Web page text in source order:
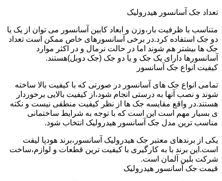
تعداد جک آسانسور هیدرولیک
متناسب با ظرفیت بار،وزن و ابعاد کابین آسانسور می توان از یک یا
دو جک استفاده کرد.در برخی آسانسورهای خاص ممکن است تعداد
جک ها بیشتر هم شوند اما در حالت نرمال و در اکثر موارد
آسانسورها دارای یک جک و یا دو جک (جک دوبل)هستند.
کیفیت انواع جک آسانسور
تمامی انواع جک های آسانسور در صورتی که با کیفیت بالا ساخته
شوند و نصب آنها به درستی انجام شود،از کیفیت بالایی برخوردار
هستند.در واقع مقایسه جک ها از نظر کیفیت منطقی نیست و نکته
ی بسیار مهم است این است که با توجه به شرایط ساختمانی
مناسب ترین مدل جک آسانسور هیدرولیک انتخاب شود.
یکی از برندهای معتبر جک هیدرولیک آسانسور،برند هودپا لیفت
است.این برند با به کارگیری با کیفیت ترین قطعات و لوازم،ساخت
شرکت بلین آلمان است.
قیمت جک آسانسور هیدرولیک